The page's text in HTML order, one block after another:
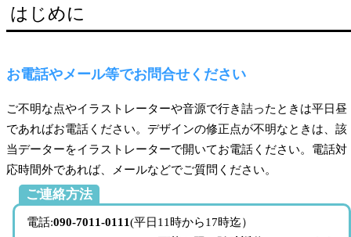
はじめに
お電話やメール等でお問合せください
ご不明な点やイラストレーターや音源で行き詰ったときは平日昼
であればお電話ください。デザインの修正点が不明なときは、該
当データーをイラストレーターで開いてお電話ください。電話対
応時間外であれば、メールなどでご質問ください。
ご連絡方法
電話:090-7011-0111(平日11時から17時迄）